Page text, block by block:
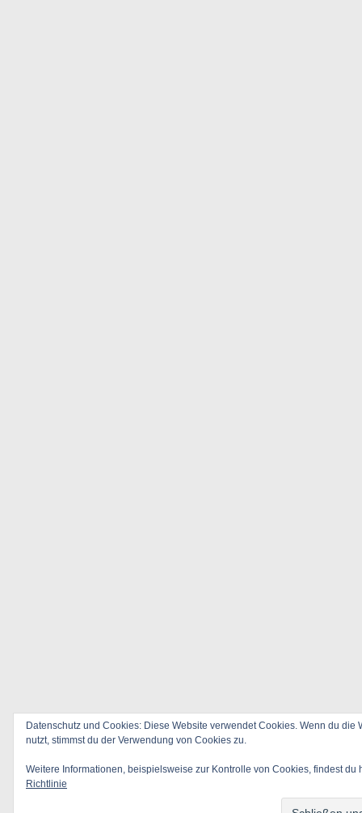
Datenschutz und Cookies: Diese Website verwendet Cookies. Wenn du die
nutzt, stimmst du der Verwendung von Cookies zu.
Weitere Informationen, beispielsweise zur Kontrolle von Cookies, findest du
Richtlinie